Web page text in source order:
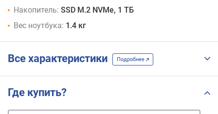
Накопитель: SSD M.2 NVMe, 1 ТБ
Вес ноутбука: 1.4 кг
Все характеристики Подробнее
Где купить?